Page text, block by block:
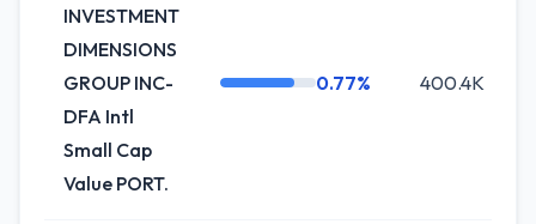
INVESTMENT
DIMENSIONS
GROUP INC-
DFA Intl
Small Cap
Value PORT.
0.77% 400.4K